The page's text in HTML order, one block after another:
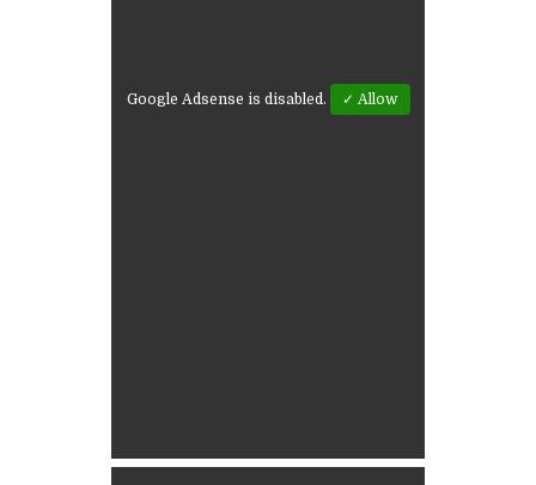
Google Adsense is disabled. ✓ Allow